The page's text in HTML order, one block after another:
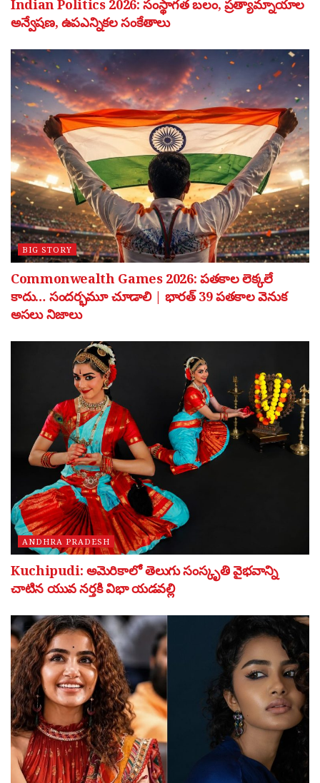
Indian Politics 2026: సంస్థాగత బలం, ప్రత్యామ్నాయాల
అన్వేషణ, ఉపఎన్నికల సంకేతాలు
BIG STORY
Commonwealth Games 2026: పతకాల లెక్కలే
కాదు… సందర్భమూ చూడాలి | భారత్ 39 పతకాల వెనుక
అసలు నిజాలు
ANDHRA PRADESH
Kuchipudi: అమెరికాలో తెలుగు సంస్కృతి వైభవాన్ని
చాటిన యువ నర్తకి విభా యడవల్లి